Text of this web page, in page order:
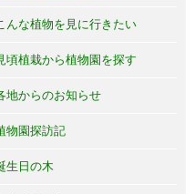
んな植物を見に行きたい
頃植栽から植物園を探す
地からのお知らせ
物園探訪記
生日の木